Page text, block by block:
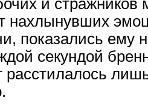
нахлынувших
показались
секундой
расстилалось